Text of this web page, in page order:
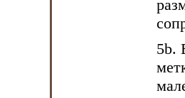
5b.